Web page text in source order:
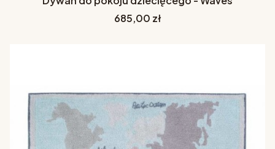
Cena
685,00 zł